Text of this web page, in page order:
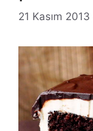
21 Kasım 2013